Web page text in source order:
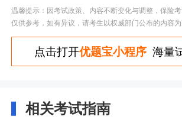
温馨提示：因考试政策、内容不断变化与调整，保险
仅供参考，如有异议，请考生以权威部门公布的内容为
点击打开优题宝小程序海量
相关考试指南